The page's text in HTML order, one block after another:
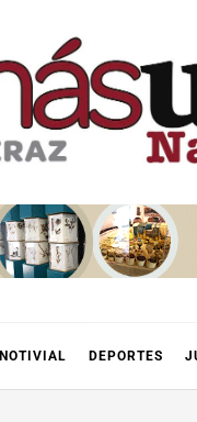
NOTIVIAL DEPORTES